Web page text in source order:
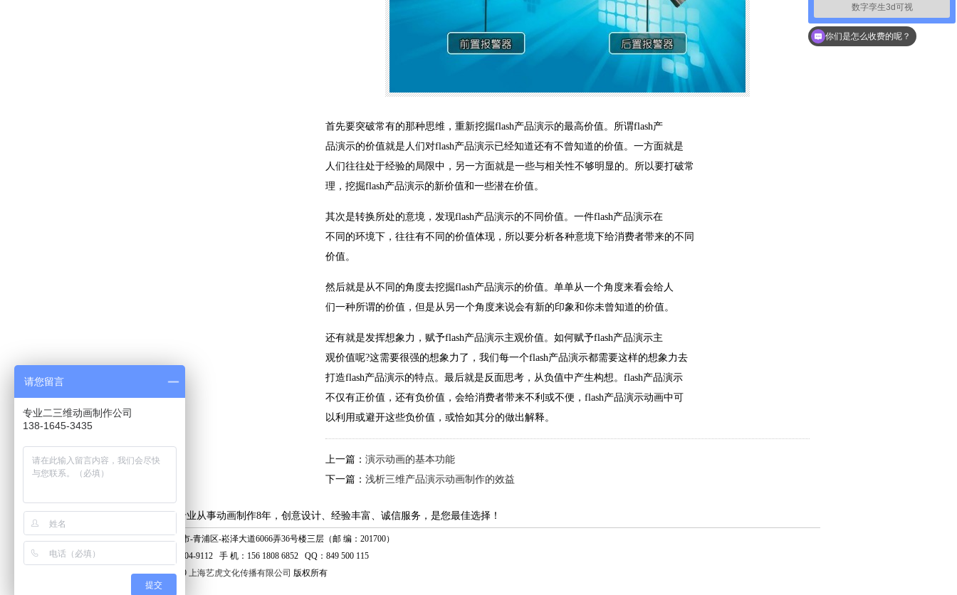
首先要突破常有的那种思维，重新挖掘flash产品演示的最高价值。所谓flash产
品演示的价值就是人们对flash产品演示已经知道还有不曾知道的价值。一方面就是
人们往往处于经验的局限中，另一方面就是一些与相关性不够明显的。所以要打破常
理，挖掘flash产品演示的新价值和一些潜在价值。
其次是转换所处的意境，发现flash产品演示的不同价值。一件flash产品演示在
不同的环境下，往往有不同的价值体现，所以要分析各种意境下给消费者带来的不同
价值。
然后就是从不同的角度去挖掘flash产品演示的价值。单单从一个角度来看会给人
们一种所谓的价值，但是从另一个角度来说会有新的印象和你未曾知道的价值。
还有就是发挥想象力，赋予flash产品演示主观价值。如何赋予flash产品演示主
观价值呢?这需要很强的想象力了，我们每一个flash产品演示都需要这样的想象力去
打造flash产品演示的特点。最后就是反面思考，从负值中产生构想。flash产品演示
不仅有正价值，还有负价值，会给消费者带来不利或不便，flash产品演示动画中可
以利用或避开这些负价值，或恰如其分的做出解释。
上一篇： 演示动画的基本功能
下一篇： 浅析三维产品演示动画制作的效益
上海艺虎专业从事动画制作8年，创意设计、经验丰富、诚信服务，是您最佳选择！
地 址：上海市-青浦区-崧泽大道6066弄36号楼三层（邮 编：201700）
电 话：400-804-9112 手 机：156 1808 6852 QQ：849 500 115
© 2006 - 2019 上海艺虎文化传播有限公司 版权所有
数字孪生3d可视
你们是怎么收费的呢？
请您留言
专业二三维动画制作公司
138-1645-3435
提交